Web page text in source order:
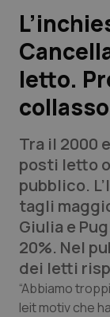
Lavoro e
Scienza e
Studi e
Lettere al
Edizioni
QS Pro
Abruzzo
QS Pro
letto.
collasso
Tra il 2000
posti letto
pubblico.
tagli
Giulia e
20%. Nel
dei letti
“Abbiamo
leit motiv che